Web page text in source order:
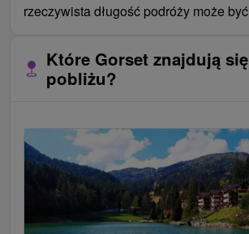
rzeczywista długość podróży może
Które Gorset znajdują
pobliżu?